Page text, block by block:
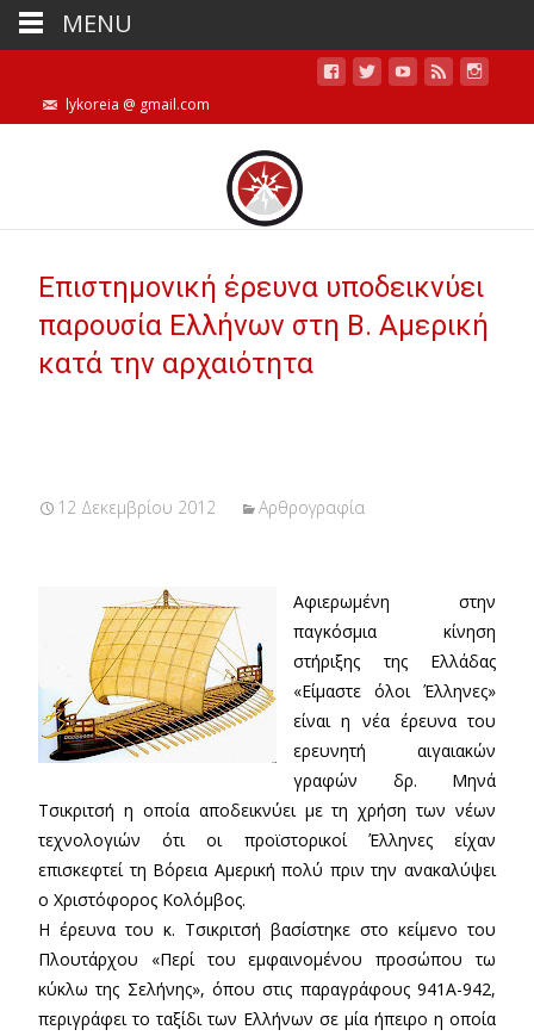
lykoreia @ gmail.com
Επιστημονική έρευνα υποδεικνύει
παρουσία Ελλήνων στη Β. Αμερική
κατά την αρχαιότητα
12 Δεκεμβρίου 2012 Αρθρογραφία
Αφιερωμένη στην
παγκόσμια κίνηση
στήριξης της Ελλάδας
«Είμαστε όλοι Έλληνες»
είναι η νέα έρευνα του
ερευνητή αιγαιακών
γραφών δρ. Μηνά
Τσικριτσή η οποία αποδεικνύει με τη χρήση των νέων
τεχνολογιών ότι οι προϊστορικοί Έλληνες είχαν
επισκεφτεί τη Βόρεια Αμερική πολύ πριν την ανακαλύψει
ο Χριστόφορος Κολόμβος.
Η έρευνα του κ. Τσικριτσή βασίστηκε στο κείμενο του
Πλουτάρχου «Περί του εμφαινομένου προσώπου τω
κύκλω της Σελήνης», όπου στις παραγράφους 941Α-942,
περιγράφει το ταξίδι των Ελλήνων σε μία ήπειρο η οποία
MENU